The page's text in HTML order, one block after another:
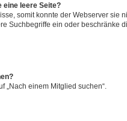
eine leere Seite?
somit konnte der Webserver sie
Suchbegriffe ein oder beschränke
„Nach einem Mitglied suchen“.